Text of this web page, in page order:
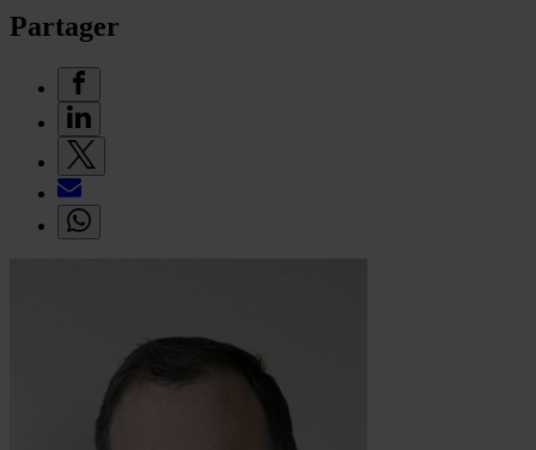
Partager